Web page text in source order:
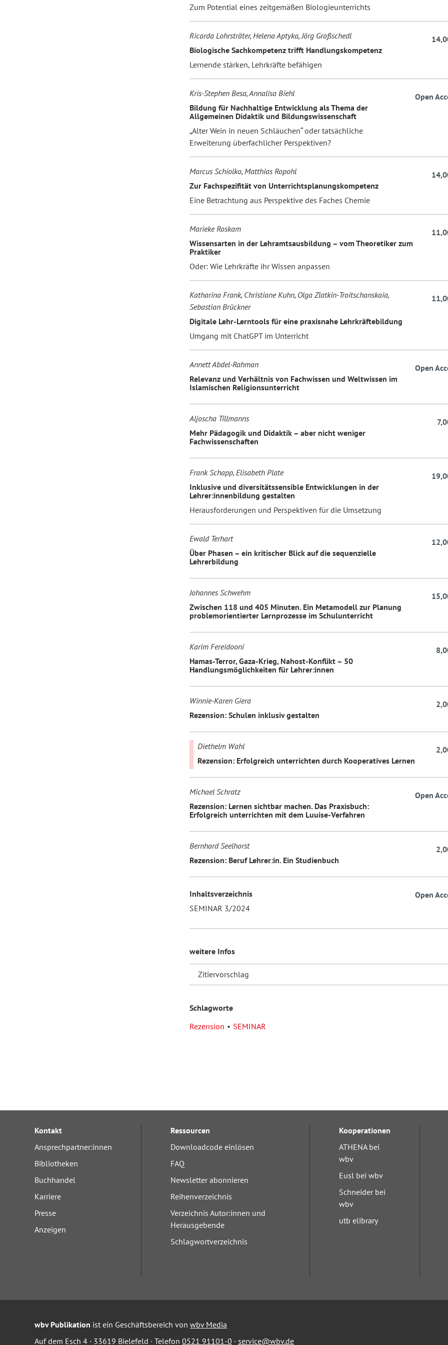
Zum Potential eines zeitgemäßen Biologieunterrichts
Ricarda Lohrsträter, Helena Aptyka, Jörg Großschedl
Biologische Sachkompetenz trifft Handlungskompetenz
Lernende stärken, Lehrkräfte befähigen
Kris-Stephen Besa, Annalisa Biehl
Bildung für Nachhaltige Entwicklung als Thema der
Allgemeinen Didaktik und Bildungswissenschaft
„Alter Wein in neuen Schläuchen“ oder tatsächliche
Erweiterung überfachlicher Perspektiven?
Open
Marcus Schiolko, Matthias Ropohl
Zur Fachspezifität von Unterrichtsplanungskompetenz
Eine Betrachtung aus Perspektive des Faches Chemie
Marieke Roskam
Wissensarten in der Lehramtsausbildung – vom Theoretiker zum
Praktiker
Oder: Wie Lehrkräfte ihr Wissen anpassen
Katharina Frank, Christiane Kuhn, Olga Zlatkin-Troitschanskaia,
Sebastian Brückner
Digitale Lehr-Lerntools für eine praxisnahe Lehrkräftebildung
Umgang mit ChatGPT im Unterricht
Annett Abdel-Rahman
Relevanz und Verhältnis von Fachwissen und Weltwissen im
Islamischen Religionsunterricht
Open
Aljoscha Tillmanns
Mehr Pädagogik und Didaktik – aber nicht weniger
Fachwissenschaften
Frank Schapp, Elisabeth Plate
Inklusive und diversitätssensible Entwicklungen in der
Lehrer:innenbildung gestalten
Herausforderungen und Perspektiven für die Umsetzung
Ewald Terhart
Über Phasen – ein kritischer Blick auf die sequenzielle
Lehrerbildung
Johannes Schwehm
Zwischen 118 und 405 Minuten. Ein Metamodell zur Planung
problemorientierter Lernprozesse im Schulunterricht
Karim Fereidooni
Hamas-Terror, Gaza-Krieg, Nahost-Konflikt – 50
Handlungsmöglichkeiten für Lehrer:innen
Winnie-Karen Giera
Rezension: Schulen inklusiv gestalten
Diethelm Wahl
Rezension: Erfolgreich unterrichten durch Kooperatives Lernen
Michael Schratz
Rezension: Lernen sichtbar machen. Das Praxisbuch:
Erfolgreich unterrichten mit dem Luuise-Verfahren
Open
Bernhard Seelhorst
Rezension: Beruf Lehrer:in. Ein Studienbuch
Inhaltsverzeichnis
SEMINAR 3/2024
Open
weitere Infos
Zitiervorschlag
Schlagworte
Rezension
SEMINAR
Kontakt
Ansprechpartner:innen
Bibliotheken
Buchhandel
Karriere
Presse
Anzeigen
Ressourcen
Downloadcode einlösen
FAQ
Newsletter abonnieren
Reihenverzeichnis
Verzeichnis Autor:innen und
Herausgebende
Schlagwortverzeichnis
Kooperationen
ATHENA bei
wbv
Eusl bei wbv
Schneider bei
wbv
utb elibrary
wbv Publikation ist ein Geschäftsbereich von wbv Media
Auf dem Esch 4 · 33619 Bielefeld · Telefon 0521 91101-0 · service@wbv.de